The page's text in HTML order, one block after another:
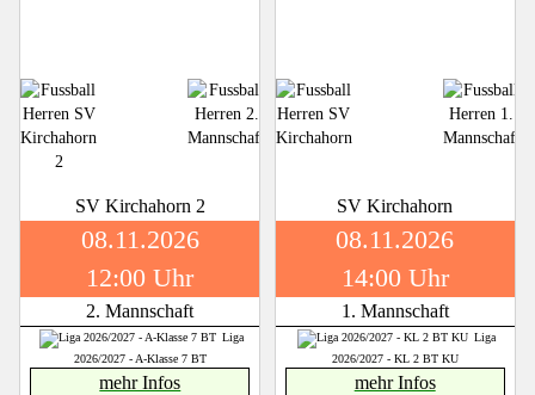
SV Kirchahorn 2
08.11.2026
12:00 Uhr
2. Mannschaft
Liga
2026/2027 - A-Klasse 7 BT
mehr Infos
SV Kirchahorn
08.11.2026
14:00 Uhr
1. Mannschaft
Liga
2026/2027 - KL 2 BT KU
mehr Infos